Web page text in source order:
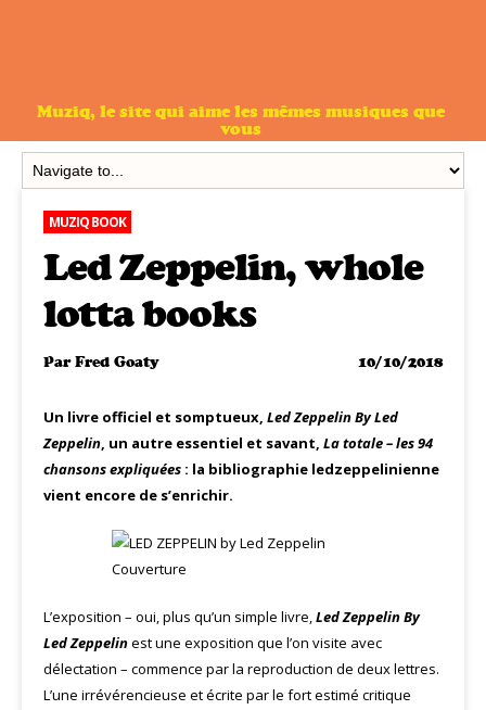
Muziq, le site qui aime les mêmes musiques que
vous
MUZIQ BOOK
Led Zeppelin, whole
lotta books
ParFred Goaty 10/10/2018
Un livre officiel et somptueux, Led Zeppelin By Led
Zeppelin, un autre essentiel et savant, La totale – les 94
chansons expliquées : la bibliographie ledzeppelinienne
vient encore de s’enrichir.
L’exposition – oui, plus qu’un simple livre,Led Zeppelin By
Led Zeppelinest une exposition que l’on visite avec
délectation – commence par la reproduction de deux lettres.
L’une irrévérencieuse et écrite par le fort estimé critique